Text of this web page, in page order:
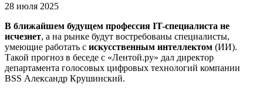
28 июля 2025
В ближайшем будущем профессия IT-специалиста не
исчезнет, а на рынке будут востребованы специалисты,
умеющие работать с искусственным интеллектом (ИИ).
Такой прогноз в беседе с «Лентой.ру» дал директор
департамента голосовых цифровых технологий компании
BSS Александр Крушинский.